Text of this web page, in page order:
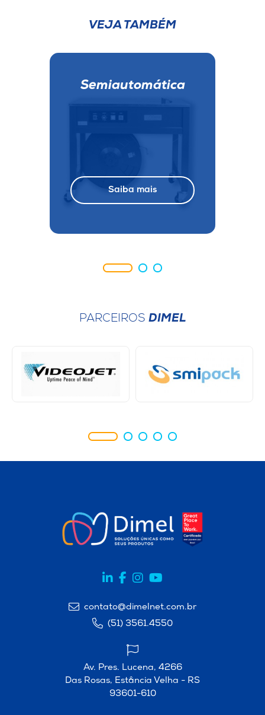
VEJA TAMBÉM
Semiautomática
Saiba mais
PARCEIROS DIMEL
contato@dimelnet.com.br
(51) 3561.4550
Av. Pres. Lucena, 4266
Das Rosas, Estância Velha - RS
93601-610